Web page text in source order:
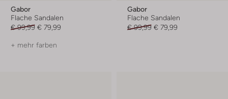
Gabor
Flache Sandalen
€ 99,99 € 79,99
+ mehr farben
Gabor
Flache Sandalen
€ 99,99 € 79,99